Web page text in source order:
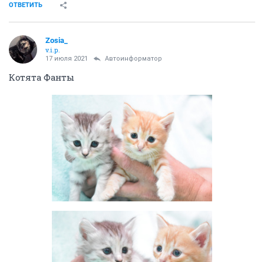
ОТВЕТИТЬ
Zosia_
v.i.p.
17 июля 2021 Автоинформатор
Котята Фанты